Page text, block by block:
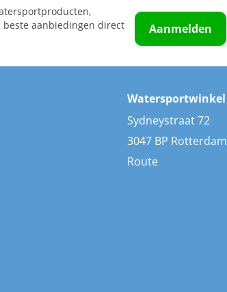
aanbiedingen direct
Aanmelden
Watersportwinkel
Sydneystraat 72
3047 BP Rotterdam
Route